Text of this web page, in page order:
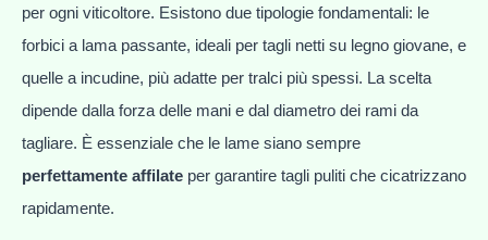
per ogni viticoltore. Esistono due tipologie fondamentali: le
forbici a lama passante, ideali per tagli netti su legno giovane, e
quelle a incudine, più adatte per tralci più spessi. La scelta
dipende dalla forza delle mani e dal diametro dei rami da
tagliare. È essenziale che le lame siano sempre
perfettamente affilate per garantire tagli puliti che cicatrizzano
rapidamente.